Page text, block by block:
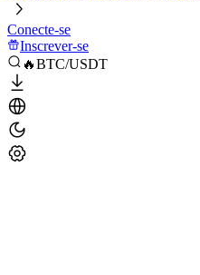
Conecte-se
Inscrever-se
🔥BTC/USDT